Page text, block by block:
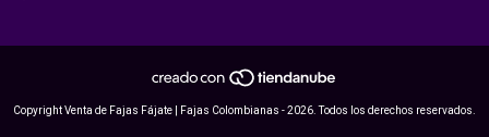
Copyright Venta de Fajas Fájate | Fajas Colombianas - 2026. Todos los derechos reservados.